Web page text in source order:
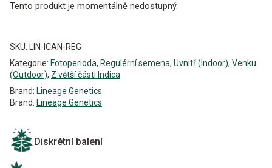
Tento produkt je momentálně nedostupný.
SKU:
LIN-ICAN-REG
Kategorie: Fotoperioda, Regulérní semena, Uvnitř (Indoor), Venku
(Outdoor), Z větší části Indica
Brand: Lineage Genetics
Brand: Lineage Genetics
Diskrétní balení